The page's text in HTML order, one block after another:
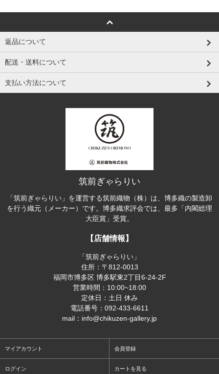
返品について
配送・送料について
支払い方法について
筑前ぎゃらりい
「筑前ぎゃらりい」を運営する筑前織物（株）は、博多織の製造卸
を行う織元（メーカー）です。博多織求評会では、最多「内閣総理
大臣賞」受賞。
【店舗情報】
「筑前ぎゃらりい」
住所：〒812-0013
福岡市博多区 博多駅東2丁目6-24-2F
営業時間：10:00~18:00
定休日：土日 休み
電話番号：092-433-6611
mail：info@chikuzen-gallery.jp
マイアカウント 会員登録
ログイン カートを見る